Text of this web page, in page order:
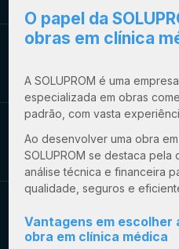
O papel da
obras em clínica
A SOLUPROM é uma
especializada em obras
padrão, com vasta
Ao desenvolver uma obra
SOLUPROM se destaca
análise técnica e financeira
qualidade, seguros e
Vantagens em escolher
obra em clínica médica